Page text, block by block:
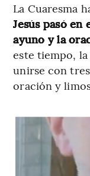
La Cuaresma
Jesús pasó
ayuno y la
este tiempo,
unirse con
oración y